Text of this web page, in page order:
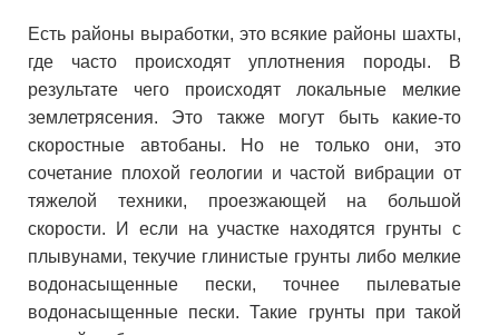
Есть районы выработки, это всякие районы шахты,
где часто происходят уплотнения породы. В
результате чего происходят локальные мелкие
землетрясения. Это также могут быть какие-то
скоростные автобаны. Но не только они, это
сочетание плохой геологии и частой вибрации от
тяжелой техники, проезжающей на большой
скорости. И если на участке находятся грунты с
плывунами, текучие глинистые грунты либо мелкие
водонасыщенные пески, точнее пылеватые
водонасыщенные пески. Такие грунты при такой